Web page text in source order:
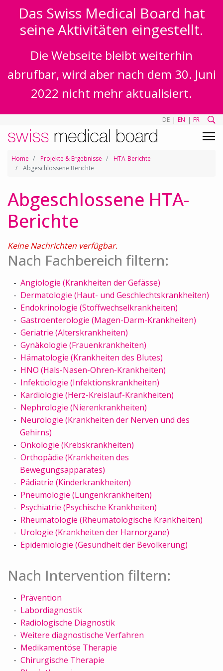
Das Swiss Medical Board hat
seine Aktivitäten eingestellt.
Die Webseite bleibt weiterhin
abrufbar, wird aber nach dem 30. Juni
2022 nicht mehr aktualisiert.
DE | EN | FR
Home Projekte & Ergebnisse
HTA-Berichte
Abgeschlossene Berichte
Abgeschlossene HTA-
Berichte
Keine Nachrichten verfügbar.
Nach Fachbereich filtern:
Angiologie (Krankheiten der Gefässe)
Dermatologie (Haut- und Geschlechtskrankheiten)
Endokrinologie (Stoffwechselkrankheiten)
Gastroenterologie (Magen-Darm-Krankheiten)
Geriatrie (Alterskrankheiten)
Gynäkologie (Frauenkrankheiten)
Hämatologie (Krankheiten des Blutes)
HNO (Hals-Nasen-Ohren-Krankheiten)
Infektiologie (Infektionskrankheiten)
Kardiologie (Herz-Kreislauf-Krankheiten)
Nephrologie (Nierenkrankheiten)
Neurologie (Krankheiten der Nerven und des
Gehirns)
Onkologie (Krebskrankheiten)
Orthopädie (Krankheiten des
Bewegungsapparates)
Pädiatrie (Kinderkrankheiten)
Pneumologie (Lungenkrankheiten)
Psychiatrie (Psychische Krankheiten)
Rheumatologie (Rheumatologische Krankheiten)
Urologie (Krankheiten der Harnorgane)
Epidemiologie (Gesundheit der Bevölkerung)
Nach Intervention filtern:
Prävention
Labordiagnostik
Radiologische Diagnostik
Weitere diagnostische Verfahren
Medikamentöse Therapie
Chirurgische Therapie